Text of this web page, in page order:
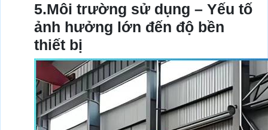
5.Môi trường sử dụng – Yếu tố
ảnh hưởng lớn đến độ bền
thiết bị